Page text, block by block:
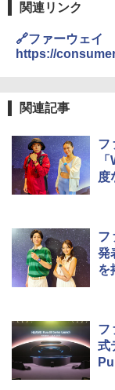
関連リンク
🔗ファーウェイ
https://
関連記事
フ
度
フ
発
を
フ
式